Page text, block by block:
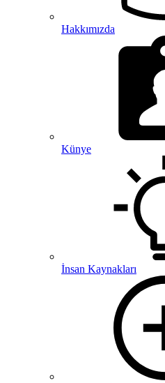
Hakkımızda
Künye
İnsan Kaynakları